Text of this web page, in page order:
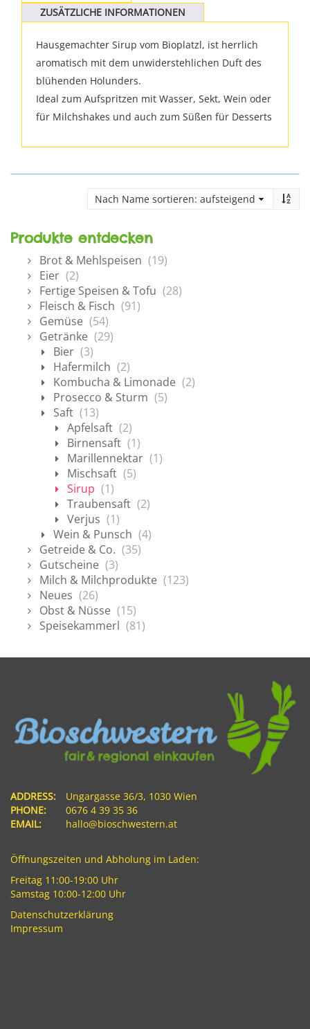
ZUSÄTZLICHE INFORMATIONEN
Hausgemachter Sirup vom Bioplatzl, ist herrlich
aromatisch mit dem unwiderstehlichen Duft des
blühenden Holunders.
Ideal zum Aufspritzen mit Wasser, Sekt, Wein oder
für Milchshakes und auch zum Süßen für Desserts
Produkte entdecken
Brot & Mehlspeisen (19)
Eier (2)
Fertige Speisen & Tofu (28)
Fleisch & Fisch (91)
Gemüse (54)
Getränke (29)
Bier (3)
Hafermilch (2)
Kombucha & Limonade (2)
Prosecco & Sturm (5)
Saft (13)
Apfelsaft (2)
Birnensaft (1)
Marillennektar (1)
Mischsaft (5)
Sirup (1)
Traubensaft (2)
Verjus (1)
Wein & Punsch (4)
Getreide & Co. (35)
Gutscheine (3)
Milch & Milchprodukte (123)
Neues (26)
Obst & Nüsse (15)
Speisekammerl (81)
ADDRESS:
Ungargasse 36/3, 1030 Wien
PHONE:
0676 4 39 35 36
EMAIL:
hallo@bioschwestern.at
Öffnungszeiten und Abholung im Laden:
Freitag 11:00-19:00 Uhr
Samstag 10:00-12:00 Uhr
Datenschutzerklärung
Impressum